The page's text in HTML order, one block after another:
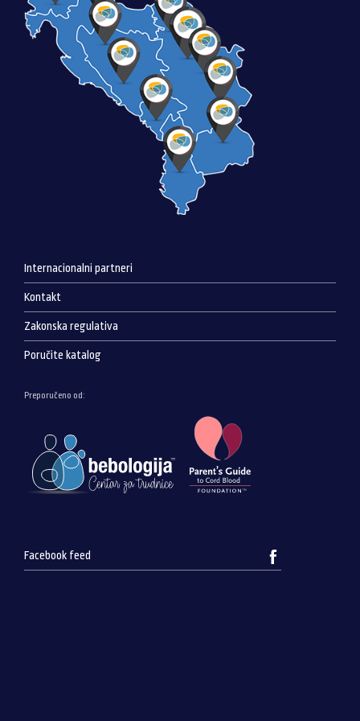
Internacionalni partneri
Kontakt
Zakonska regulativa
Poručite katalog
Preporučeno od:
Facebook feed